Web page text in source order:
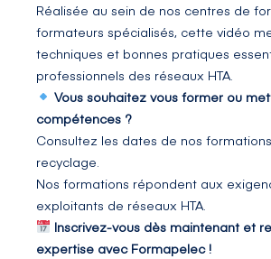
Réalisée au sein de nos centres de
formateurs spécialisés, cette vidéo
techniques et bonnes pratiques
professionnels des réseaux HTA.
Vous souhaitez vous former ou
compétences ?
Consultez les dates de nos
recyclage.
Nos formations répondent aux
exploitants de réseaux HTA.
Inscrivez-vous dès maintenant et
expertise avec Formapelec !